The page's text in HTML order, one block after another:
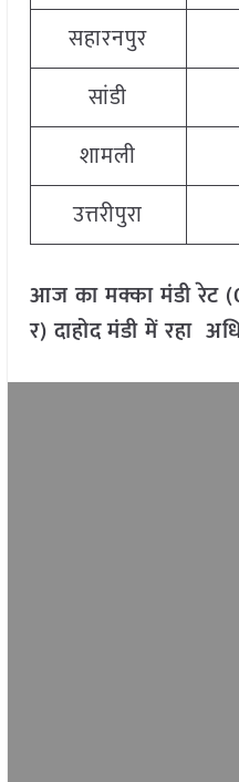
सहारनपुर
सांडी
शामली
उत्तरीपुरा
आज का मक्का मंडी रेट
र) दाहोदमंडी में रहा